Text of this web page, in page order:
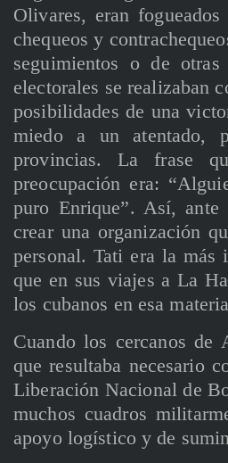
Olivares, eran
chequeos y
seguimientos o de
electorales se realizaban
posibilidades de una
miedo a un atentado,
provincias. La frase
preocupación era:
puro Enrique”. Así,
crear una organización
personal. Tati era la más
que en sus viajes a La
los cubanos en esa
Cuando los cercanos de
que resultaba necesario
Liberación Nacional de
muchos cuadros
apoyo logístico y de